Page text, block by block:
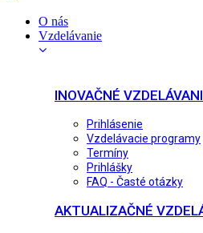
O nás
Vzdelávanie
INOVAČNÉ
Prihlásenie
Vzdelávacie programy
Termíny
Prihlášky
FAQ - Časté otázky
AKTUALIZAČNÉ